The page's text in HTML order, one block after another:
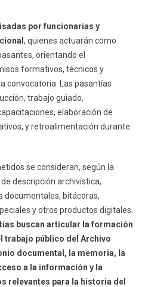
por funcionarias y
, quienes actuarán como
orientando el
formativos, técnicos y
convocatoria. Las pasantías
trabajo guiado,
elaboración de
y retroalimentación durante
se consideran, según la
descripción archivística,
documentales, bitácoras,
y otros productos digitales.
buscan articular la formación
trabajo público del Archivo
documental, la memoria, la
a la información y la
relevantes para la historia del